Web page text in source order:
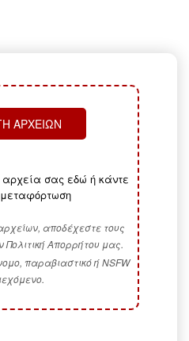
ΑΡΧΕΊΩΝ
σας εδώ ή κάντε
αποδέχεστε τους
Πολιτική Απορρήτου μας.
παραβιαστικό ή NSFW